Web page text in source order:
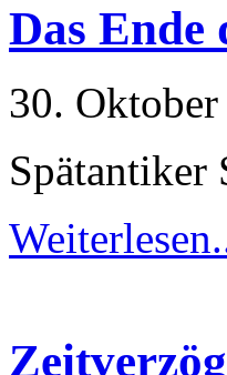
Das Ende
30.
Spätantiker